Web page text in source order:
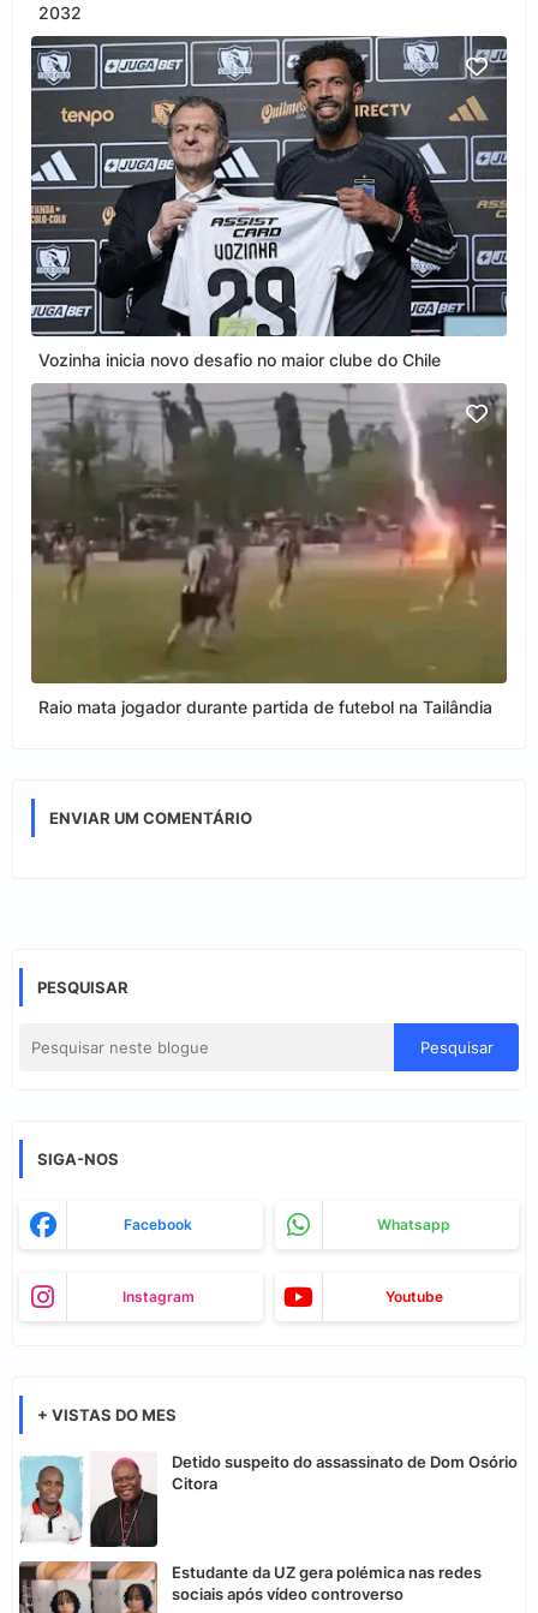
2032
Vozinha inicia novo desafio no maior clube do Chile
Raio mata jogador durante partida de futebol na Tailândia
ENVIAR UM COMENTÁRIO
PESQUISAR
SIGA-NOS
Facebook Whatsapp
Instagram Youtube
+ VISTAS DO MES
Detido suspeito do assassinato de Dom Osório
Citora
Estudante da UZ gera polémica nas redes
sociais após vídeo controverso